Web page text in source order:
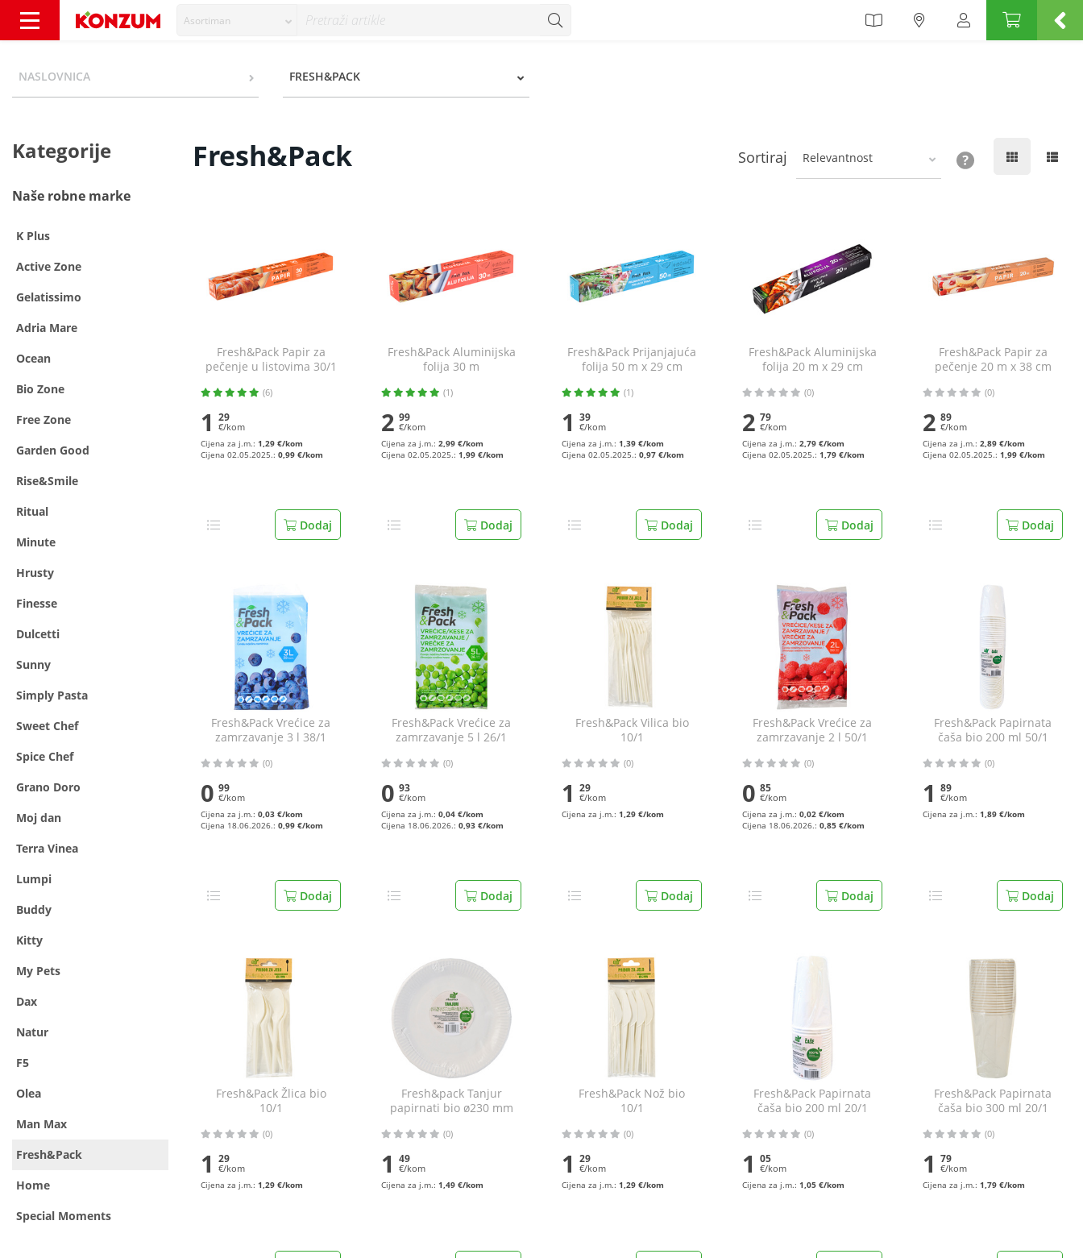
Asortiman
NASLOVNICA FRESH&PACK
Kategorije
Naše robne marke
K Plus
Active Zone
Gelatissimo
Adria Mare
Ocean
Bio Zone
Free Zone
Garden Good
Rise&Smile
Ritual
Minute
Hrusty
Finesse
Dulcetti
Sunny
Simply Pasta
Sweet Chef
Spice Chef
Grano Doro
Moj dan
Terra Vinea
Lumpi
Buddy
Kitty
My Pets
Dax
Natur
F5
Olea
Man Max
Fresh&Pack
Home
Special Moments
Fresh&Pack Sortiraj Relevantnost
Fresh&Pack Papir za
pečenje u listovima 30/1
(6)
1 29
€/kom
Cijena za j.m.: 1,29 €/kom
Cijena 02.05.2025.: 0,99 €/kom
Dodaj
Fresh&Pack Aluminijska
folija 30 m
(1)
2 99
€/kom
Cijena za j.m.: 2,99 €/kom
Cijena 02.05.2025.: 1,99 €/kom
Dodaj
Fresh&Pack Prijanjajuća
folija 50 m x 29 cm
(1)
1 39
€/kom
Cijena za j.m.: 1,39 €/kom
Cijena 02.05.2025.: 0,97 €/kom
Dodaj
Fresh&Pack Aluminijska
folija 20 m x 29 cm
(0)
2 79
€/kom
Cijena za j.m.: 2,79 €/kom
Cijena 02.05.2025.: 1,79 €/kom
Dodaj
Fresh&Pack Papir za
pečenje 20 m x 38 cm
(0)
2 89
€/kom
Cijena za j.m.: 2,89 €/kom
Cijena 02.05.2025.: 1,99 €/kom
Dodaj
Fresh&Pack Vrećice za
zamrzavanje 3 l 38/1
(0)
0 99
€/kom
Cijena za j.m.: 0,03 €/kom
Cijena 18.06.2026.: 0,99 €/kom
Dodaj
Fresh&Pack Vrećice za
zamrzavanje 5 l 26/1
(0)
0 93
€/kom
Cijena za j.m.: 0,04 €/kom
Cijena 18.06.2026.: 0,93 €/kom
Dodaj
Fresh&Pack Vilica bio
10/1
(0)
1 29
€/kom
Cijena za j.m.: 1,29 €/kom
Dodaj
Fresh&Pack Vrećice za
zamrzavanje 2 l 50/1
(0)
0 85
€/kom
Cijena za j.m.: 0,02 €/kom
Cijena 18.06.2026.: 0,85 €/kom
Dodaj
Fresh&Pack Papirnata
čaša bio 200 ml 50/1
(0)
1 89
€/kom
Cijena za j.m.: 1,89 €/kom
Dodaj
Fresh&Pack Žlica bio
10/1
(0)
1 29
€/kom
Cijena za j.m.: 1,29 €/kom
Fresh&pack Tanjur
papirnati bio ø230 mm
(0)
1 49
€/kom
Cijena za j.m.: 1,49 €/kom
Fresh&Pack Nož bio
10/1
(0)
1 29
€/kom
Cijena za j.m.: 1,29 €/kom
Fresh&Pack Papirnata
čaša bio 200 ml 20/1
(0)
1 05
€/kom
Cijena za j.m.: 1,05 €/kom
Fresh&Pack Papirnata
čaša bio 300 ml 20/1
(0)
1 79
€/kom
Cijena za j.m.: 1,79 €/kom